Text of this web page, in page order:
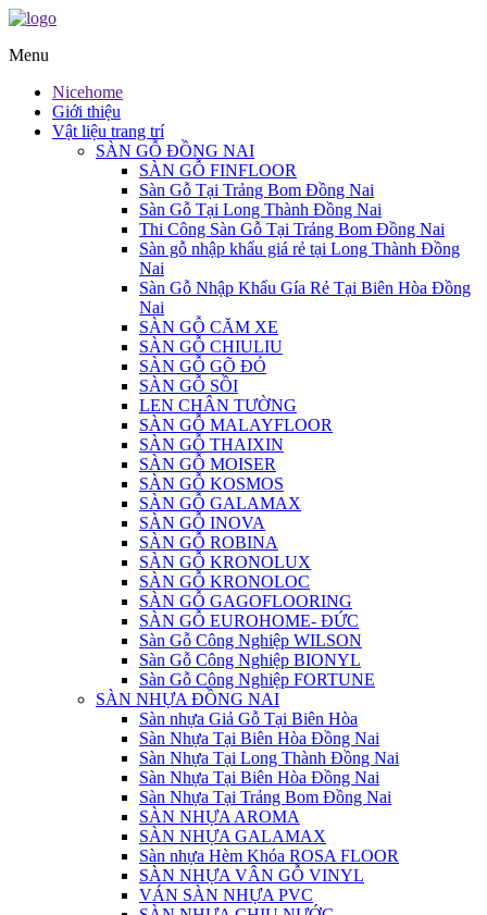
Menu
Nicehome
Giới thiệu
Vật liệu trang trí
SÀN GỖ ĐỒNG NAI
SÀN GỖ FINFLOOR
Sàn Gỗ Tại Trảng Bom Đồng Nai
Sàn Gỗ Tại Long Thành Đồng Nai
Thi Công Sàn Gỗ Tại Trảng Bom Đồng Nai
Sàn gỗ nhập khẩu giá rẻ tại Long Thành Đồng
Nai
Sàn Gỗ Nhập Khẩu Gía Rẻ Tại Biên Hòa Đồng
Nai
SÀN GỖ CĂM XE
SÀN GỖ CHIULIU
SÀN GỖ GÕ ĐỎ
SÀN GỖ SỒI
LEN CHÂN TƯỜNG
SÀN GỖ MALAYFLOOR
SÀN GỖ THAIXIN
SÀN GỖ MOISER
SÀN GỖ KOSMOS
SÀN GỖ GALAMAX
SÀN GỖ INOVA
SÀN GỖ ROBINA
SÀN GỖ KRONOLUX
SÀN GỖ KRONOLOC
SÀN GỖ GAGOFLOORING
SÀN GỖ EUROHOME- ĐỨC
Sàn Gỗ Công Nghiệp WILSON
Sàn Gỗ Công Nghiệp BIONYL
Sàn Gỗ Công Nghiệp FORTUNE
SÀN NHỰA ĐỒNG NAI
Sàn nhựa Giả Gỗ Tại Biên Hòa
Sàn Nhựa Tại Biên Hòa Đồng Nai
Sàn Nhựa Tại Long Thành Đồng Nai
Sàn Nhựa Tại Biên Hòa Đồng Nai
Sàn Nhựa Tại Trảng Bom Đồng Nai
SÀN NHỰA AROMA
SÀN NHỰA GALAMAX
Sàn nhựa Hèm Khóa ROSA FLOOR
SÀN NHỰA VÂN GỖ VINYL
VÁN SÀN NHỰA PVC